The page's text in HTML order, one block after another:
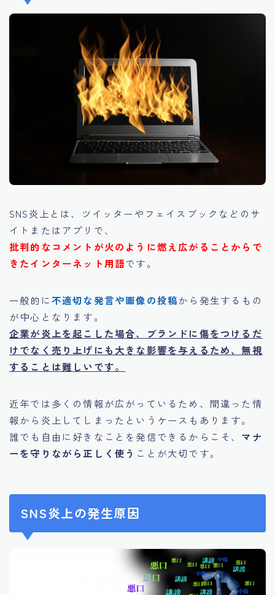
SNS炎上とは、ツイッターやフェイスブックなどのサ
イトまたはアプリで、
批判的なコメントが火のように燃え広がることからで
きたインターネット用語です。
一般的に不適切な発言や画像の投稿から発生するもの
が中心となります。
企業が炎上を起こした場合、ブランドに傷をつけるだ
けでなく売り上げにも大きな影響を与えるため、無視
することは難しいです。
近年では多くの情報が広がっているため、間違った情
報から炎上してしまったというケースもあります。
誰でも自由に好きなことを発信できるからこそ、 マナ
ーを守りながら正しく使う ことが大切です。
SNS炎上の発生原因